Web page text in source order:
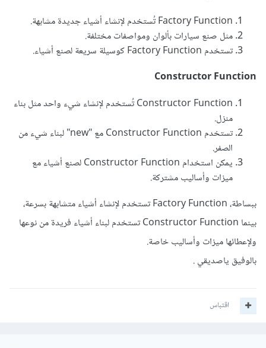
Factory Function تُستخدم لإنشاء أشياء جديدة مشابهة.
مثل صنع سيارات بألوان ومواصفات مختلفة.
تستخدم Factory Function كوسيلة سريعة لصنع أشياء.
Constructor Function
Constructor Function تُستخدم لإنشاء شيء واحد مثل بناء
منزل.
تستخدم Constructor Function مع "new" لبناء شيء من
الصفر.
يمكن استخدام Constructor Function لصنع أشياء مع
ميزات وأساليب مشتركة.
ببساطة، Factory Function تستخدم لإنشاء أشياء متشابهة بسرعة،
بينما Constructor Function تستخدم لبناء أشياء فريدة من نوعها
ولإعطائها ميزات وأساليب خاصة.
بالوفيق ياصديقي .
اقتباس